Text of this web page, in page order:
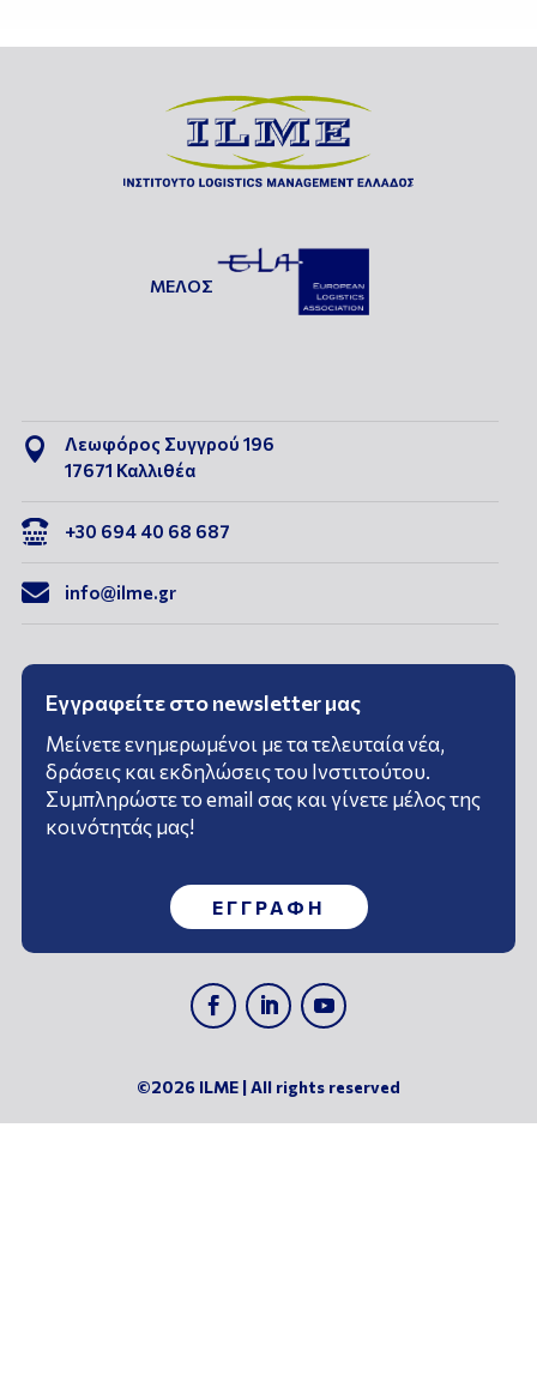
ΜΕΛΟΣ

Λεωφόρος Συγγρού 196
17671 Καλλιθέα
 +30 694 40 68 687
 info@ilme.gr
Εγγραφείτε στο newsletter μας
Μείνετε ενημερωμένοι με τα τελευταία νέα,
δράσεις και εκδηλώσεις του Ινστιτούτου.
Συμπληρώστε το email σας και γίνετε μέλος της
κοινότητάς μας!
ΕΓΓΡΑΦΗ
©2026 ILME | All rights reserved